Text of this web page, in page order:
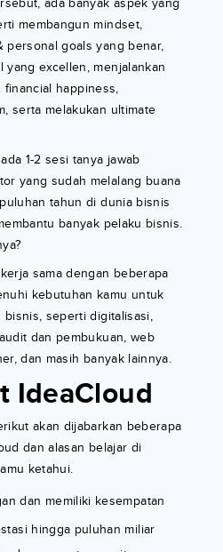
ada banyak aspek yang
membangun mindset,
personal goals yang benar,
yang excellen, menjalankan
happiness,
serta melakukan ultimate
1-2 sesi tanya jawab
yang sudah melalang buana
tahun di dunia bisnis
banyak pelaku bisnis.
sama dengan beberapa
kebutuhan kamu untuk
bisnis, seperti digitalisasi,
dan pembukuan, web
dan masih banyak lainnya.
IdeaCloud
akan dijabarkan beberapa
dan alasan belajar di
ketahui.
dan memiliki kesempatan
hingga puluhan miliar